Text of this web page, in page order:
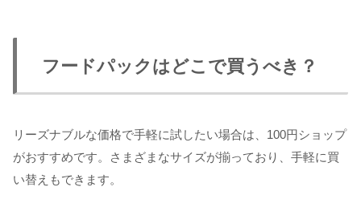
フードパックはどこで買うべき？
リーズナブルな価格で手軽に試したい場合は、100円ショップ
がおすすめです。さまざまなサイズが揃っており、手軽に買
い替えもできます。